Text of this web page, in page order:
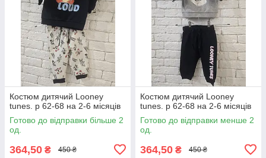
Костюм дитячий Looney
tunes. р 62-68 на 2-6 місяців
Готово до відправки більше 2
од.
364,50 ₴ 450 ₴
Костюм дитячий Looney
tunes. р 62-68 на 2-6 місяців
Готово до відправки менше 2
од.
364,50 ₴ 450 ₴